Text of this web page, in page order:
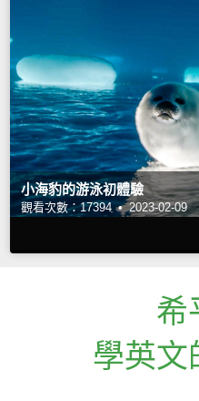
小海豹的游泳初體驗
觀看次數：17394 • 2023-02-09
希
學英文